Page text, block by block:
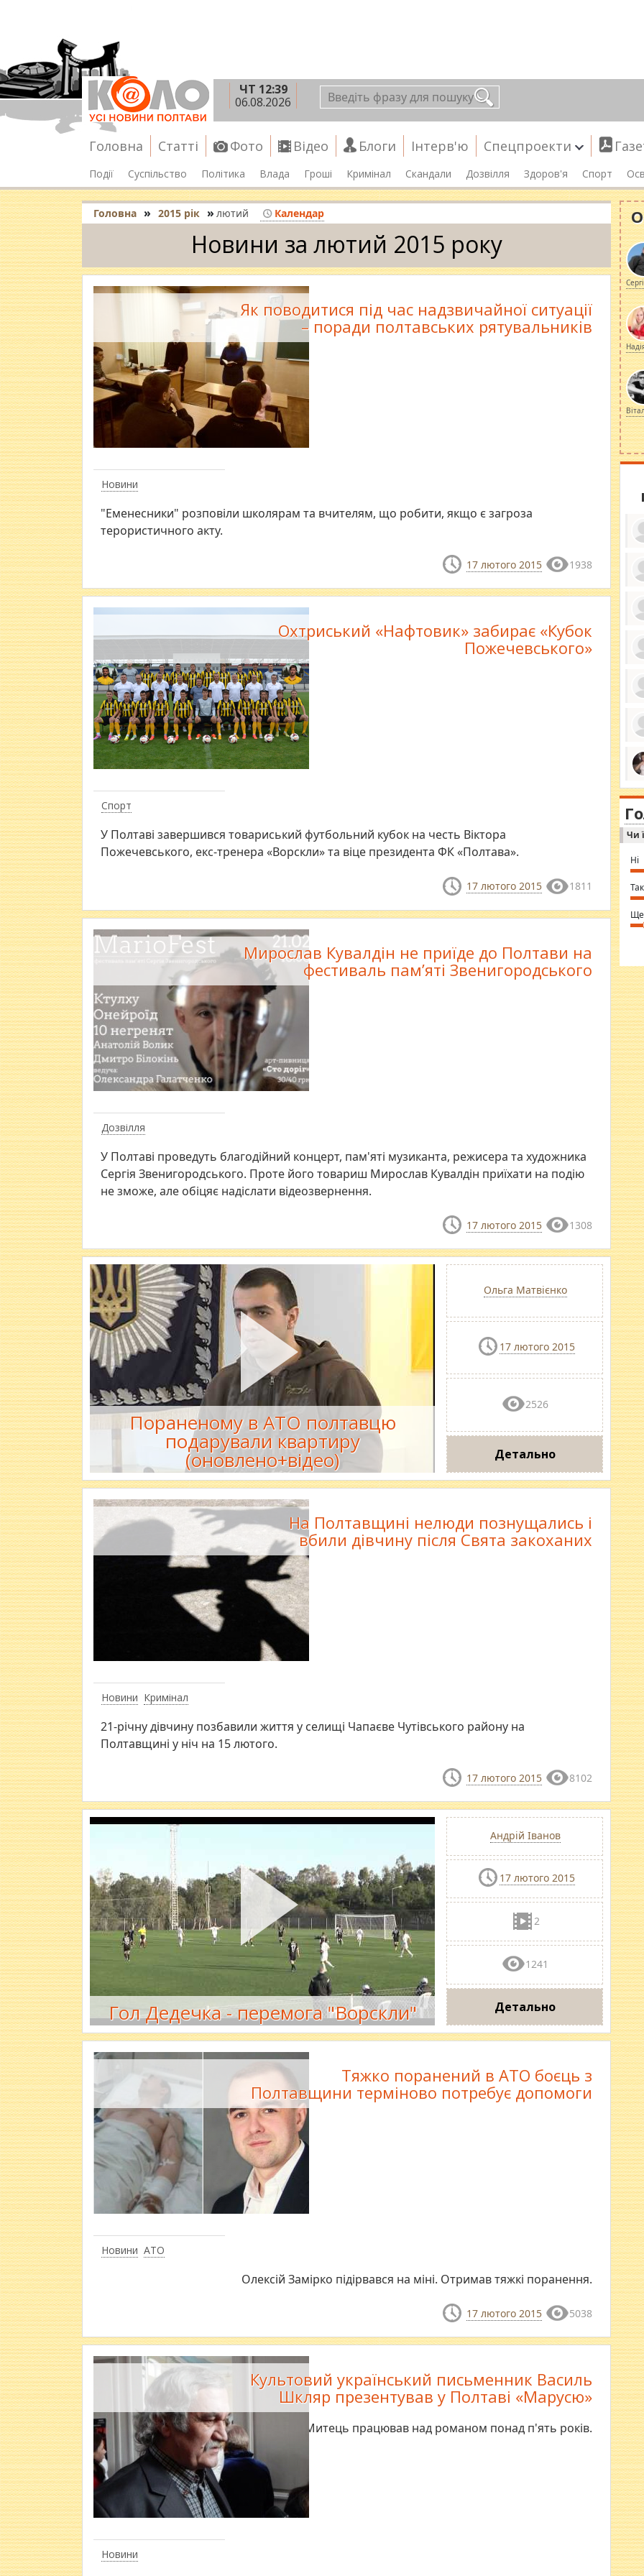
ЧТ 12:39
06.08.2026
Головна Статті Фото Відео Блоги Інтерв'ю Спецпроекти
Події Суспільство Політика Влада Гроші Кримінал Скандали Дозвілля Здоров'я Спорт
Головна » 2015 рік » лютий Календар
Новини за лютий 2015 року
Новини
Як поводитися під час надзвичайної ситуації
– поради полтавських рятувальників
"Еменесники" розповіли школярам та вчителям, що робити, якщо є загроза
терористичного акту.
17 лютого 2015 1938
Спорт
Охтриський «Нафтовик» забирає «Кубок
Пожечевського»
У Полтаві завершився товариський футбольний кубок на честь Віктора
Пожечевського, екс-тренера «Ворскли» та віце президента ФК «Полтава».
17 лютого 2015 1811
Дозвілля
Мирослав Кувалдін не приїде до Полтави на
фестиваль пам’яті Звенигородського
У Полтаві проведуть благодійний концерт, пам'яті музиканта, режисера та художника
Сергія Звенигородського. Проте його товариш Мирослав Кувалдін приїхати на подію
не зможе, але обіцяє надіслати відеозвернення.
17 лютого 2015 1308
Пораненому в АТО полтавцю
подарували квартиру
(оновлено+відео)
Ольга Матвієнко
17 лютого 2015
2526
Детально
Новини Кримінал
На Полтавщині нелюди познущались і
вбили дівчину після Свята закоханих
21-річну дівчину позбавили життя у селищі Чапаєве Чутівського району на
Полтавщині у ніч на 15 лютого.
17 лютого 2015 8102
Гол Дедечка - перемога "Ворскли"
Андрій Іванов
17 лютого 2015
2
1241
Детально
Новини АТО
Тяжко поранений в АТО боєць з
Полтавщини терміново потребує допомоги
Олексій Замірко підірвався на міні. Отримав тяжкі поранення.
17 лютого 2015 5038
Новини
Культовий український письменник Василь
Шкляр презентував у Полтаві «Марусю»
Митець працював над романом понад п'ять років.
за
ми
in
⇒
Чи
Ні
Так
Ще